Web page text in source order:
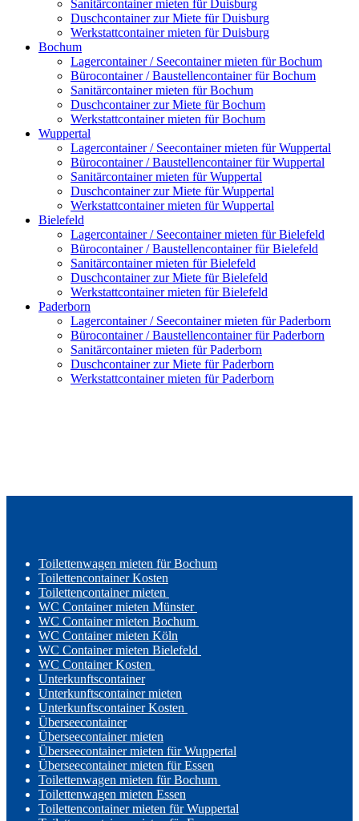
Sanitärcontainer mieten für Duisburg
Duschcontainer zur Miete für Duisburg
Werkstattcontainer mieten für Duisburg
Bochum
Lagercontainer / Seecontainer mieten für Bochum
Bürocontainer / Baustellencontainer für Bochum
Sanitärcontainer mieten für Bochum
Duschcontainer zur Miete für Bochum
Werkstattcontainer mieten für Bochum
Wuppertal
Lagercontainer / Seecontainer mieten für Wuppertal
Bürocontainer / Baustellencontainer für Wuppertal
Sanitärcontainer mieten für Wuppertal
Duschcontainer zur Miete für Wuppertal
Werkstattcontainer mieten für Wuppertal
Bielefeld
Lagercontainer / Seecontainer mieten für Bielefeld
Bürocontainer / Baustellencontainer für Bielefeld
Sanitärcontainer mieten für Bielefeld
Duschcontainer zur Miete für Bielefeld
Werkstattcontainer mieten für Bielefeld
Paderborn
Lagercontainer / Seecontainer mieten für Paderborn
Bürocontainer / Baustellencontainer für Paderborn
Sanitärcontainer mieten für Paderborn
Duschcontainer zur Miete für Paderborn
Werkstattcontainer mieten für Paderborn
Toilettenwagen mieten für Bochum
Toilettencontainer Kosten
Toilettencontainer mieten
WC Container mieten Münster
WC Container mieten Bochum
WC Container mieten Köln
WC Container mieten Bielefeld
WC Container Kosten
Unterkunftscontainer
Unterkunftscontainer mieten
Unterkunftscontainer Kosten
Überseecontainer
Überseecontainer mieten
Überseecontainer mieten für Wuppertal
Überseecontainer mieten für Essen
Toilettenwagen mieten für Bochum
Toilettenwagen mieten Essen
Toilettencontainer mieten für Wuppertal